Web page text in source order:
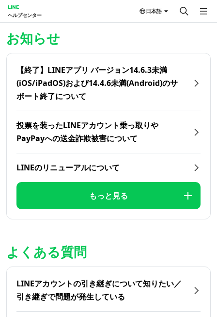
LINE
ヘルプセンター
日本語
お知らせ
【終了】LINEアプリ バージョン14.6.3未満
(iOS/iPadOS)および14.4.6未満(Android)のサ
ポート終了について
投票を装ったLINEアカウント乗っ取りや
PayPayへの送金詐欺被害について
LINEのリニューアルについて
もっと見る
よくある質問
LINEアカウントの引き継ぎについて知りたい／
引き継ぎで問題が発生している